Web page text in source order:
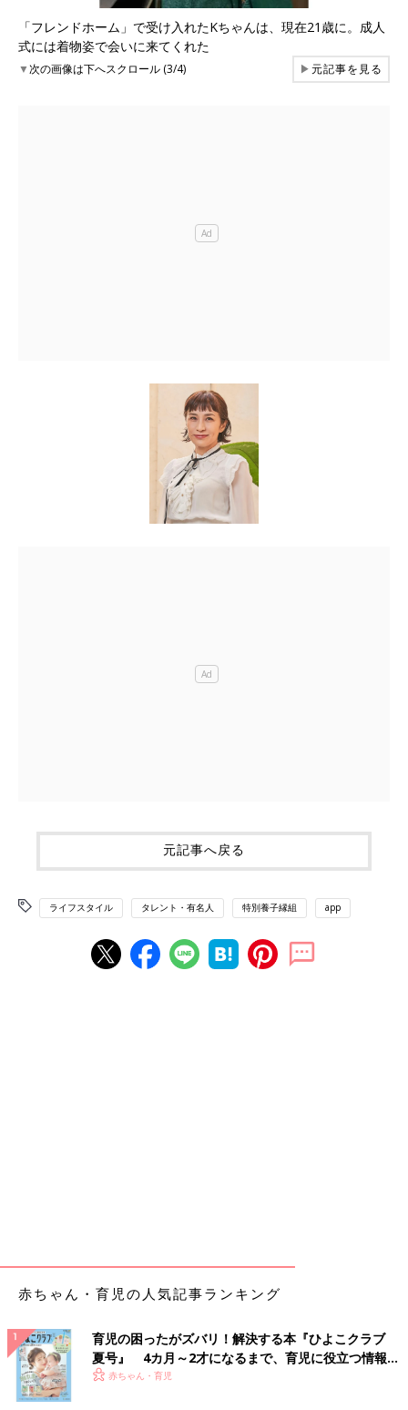
「フレンドホーム」で受け入れたKちゃんは、現在21歳に。成人
式には着物姿で会いに来てくれた
▼次の画像は下へスクロール (3/4) ▶元記事を見る
元記事へ戻る
ライフスタイル タレント・有名人 特別養子縁組 app
赤ちゃん・育児の人気記事ランキング
育児の困ったがズバリ！解決する本『ひよこクラブ
夏号』 4カ月～2才になるまで、育児に役立つ情報が
いっぱい！
赤ちゃん・育児